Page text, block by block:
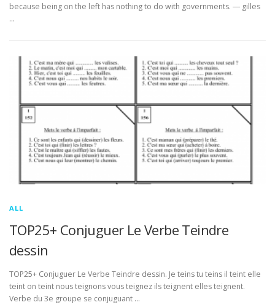
because being on the left has nothing to do with governments. ― gilles
…
ALL
TOP25+ Conjuguer Le Verbe Teindre
dessin
TOP25+ Conjuguer Le Verbe Teindre dessin. Je teins tu teins il teint elle
teint on teint nous teignons vous teignez ils teignent elles teignent.
Verbe du 3e groupe se conjuguant …